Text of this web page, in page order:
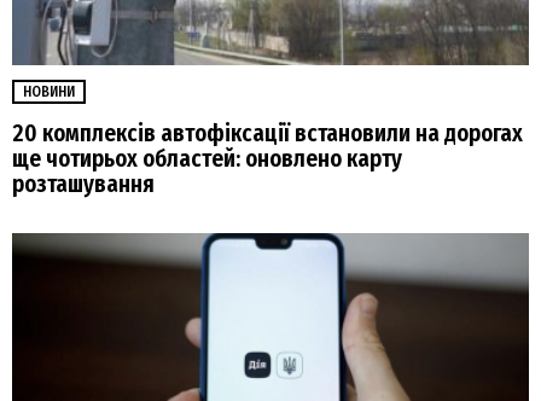
НОВИНИ
20 комплексів автофіксації встановили на дорогах
ще чотирьох областей: оновлено карту
розташування